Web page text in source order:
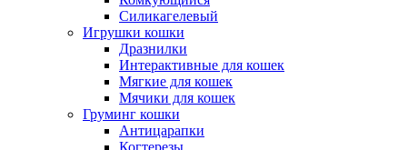
Силикагелевый
Игрушки кошки
Дразнилки
Интерактивные для кошек
Мягкие для кошек
Мячики для кошек
Груминг кошки
Антицарапки
Когтерезы